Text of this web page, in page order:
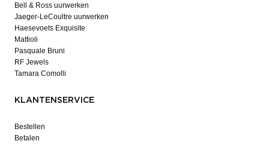
Bell & Ross uurwerken
Jaeger-LeCoultre uurwerken
Haesevoets Exquisite
Mattioli
Pasquale Bruni
RF Jewels
Tamara Comolli
KLANTENSERVICE
Bestellen
Betalen